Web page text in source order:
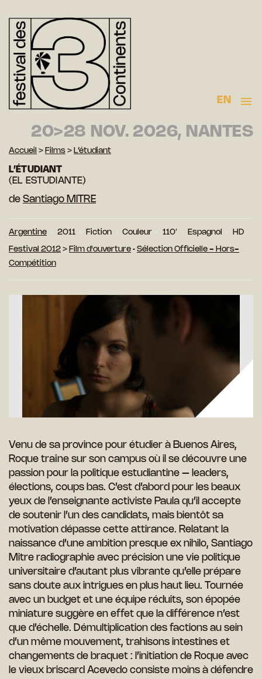
EN
20>28 NOV. 2026, NANTES
Accueil > Films > L’étudiant
L’ÉTUDIANT
(EL ESTUDIANTE)
de Santiago MITRE
Argentine 2011 Fiction Couleur 110′ Espagnol HD
Festival 2012 > Film d'ouverture • Sélection Officielle - Hors-
Compétition
Venu de sa province pour étudier à Buenos Aires,
Roque traîne sur son campus où il se découvre une
passion pour la politique estudiantine – leaders,
élections, coups bas. C’est d’abord pour les beaux
yeux de l’enseignante activiste Paula qu’il accepte
de soutenir l’un des candidats, mais bientôt sa
motivation dépasse cette attirance. Relatant la
naissance d’une ambition presque ex nihilo, Santiago
Mitre radiographie avec précision une vie politique
universitaire d’autant plus vibrante qu’elle prépare
sans doute aux intrigues en plus haut lieu. Tournée
avec un budget et une équipe réduits, son épopée
miniature suggère en effet que la différence n’est
que d’échelle. Démultiplication des factions au sein
d’un même mouvement, trahisons intestines et
changements de braquet : l’initiation de Roque avec
le vieux briscard Acevedo consiste moins à défendre